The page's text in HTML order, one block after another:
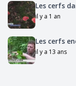
Les cerfs
il y a 1 an
Les cerfs
il y a 13 ans